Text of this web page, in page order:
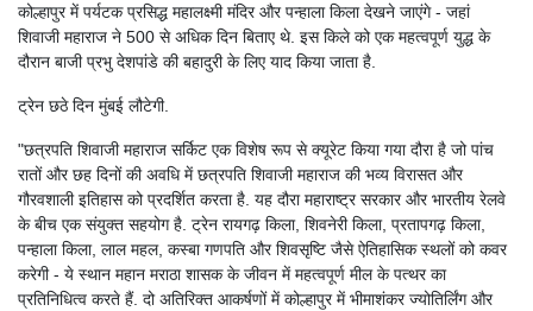
कोल्हापुर में पर्यटक प्रसिद्ध महालक्ष्मी मंदिर और पन्हाला किला देखने जाएंगे - जहां
शिवाजी महाराज ने 500 से अधिक दिन बिताए थे. इस किले को एक महत्वपूर्ण युद्ध के
दौरान बाजी प्रभु देशपांडे की बहादुरी के लिए याद किया जाता है.
ट्रेन छठे दिन मुंबई लौटेगी.
"छत्रपति शिवाजी महाराज सर्किट एक विशेष रूप से क्यूरेट किया गया दौरा है जो पांच
रातों और छह दिनों की अवधि में छत्रपति शिवाजी महाराज की भव्य विरासत और
गौरवशाली इतिहास को प्रदर्शित करता है. यह दौरा महाराष्ट्र सरकार और भारतीय रेलवे
के बीच एक संयुक्त सहयोग है. ट्रेन रायगढ़ किला, शिवनेरी किला, प्रतापगढ़ किला,
पन्हाला किला, लाल महल, कस्बा गणपति और शिवसृष्टि जैसे ऐतिहासिक स्थलों को कवर
करेगी - ये स्थान महान मराठा शासक के जीवन में महत्वपूर्ण मील के पत्थर का
प्रतिनिधित्व करते हैं. दो अतिरिक्त आकर्षणों में कोल्हापुर में भीमाशंकर ज्योतिर्लिंग और